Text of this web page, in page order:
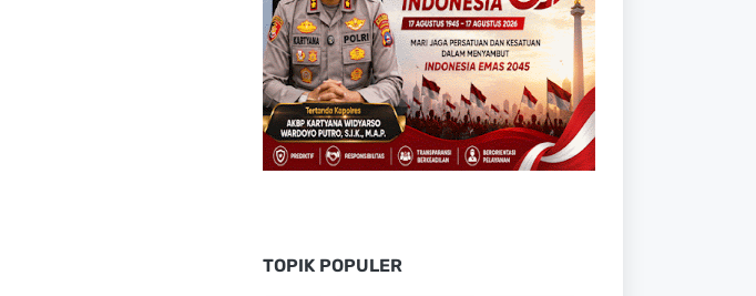
TOPIK POPULER